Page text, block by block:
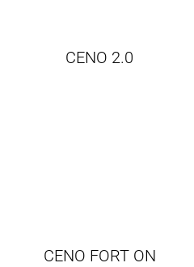
CENO 2.0
CENO FORT ON